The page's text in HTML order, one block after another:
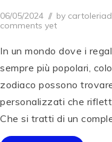
Posted on
06/05/2024 0
7
1
/
2
0
4
by
comments yet
In un mondo dove i
sempre più popolari,
zodiaco possono
personalizzati che
Che si tratti di un